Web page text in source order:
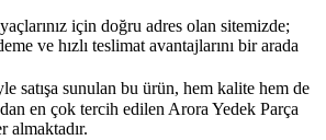
için doğru adres olan sitemizde;
ve hızlı teslimat avantajlarını bir arada
satışa sunulan bu ürün, hem kalite hem de
en çok tercih edilen Arora Yedek Parça
almaktadır.